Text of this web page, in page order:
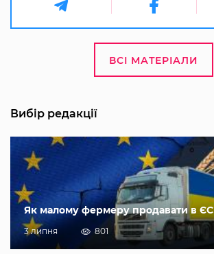
ВСІ МАТЕРІАЛИ
Вибір редакції
Як малому фермеру продавати в ЄС
3 липня 801